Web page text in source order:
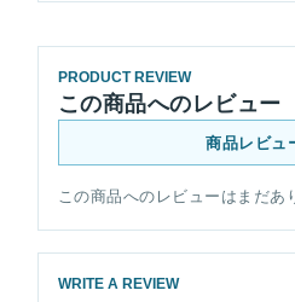
PRODUCT REVIEW
この商品へのレビュー
商品レビュ
この商品へのレビューはまだあ
WRITE A REVIEW